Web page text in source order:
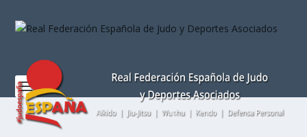
este
incluye
sistema